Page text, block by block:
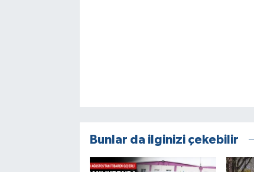
Bunlar da ilginizi çekebilir